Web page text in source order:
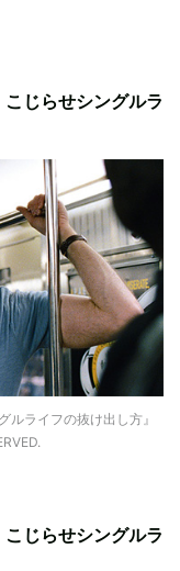
こじらせシングルラ
ルライフの抜け出し方』
こじらせシングルラ